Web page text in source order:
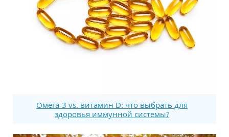
Омега-3 vs. витамин D: что выбрать для
здоровья иммунной системы?